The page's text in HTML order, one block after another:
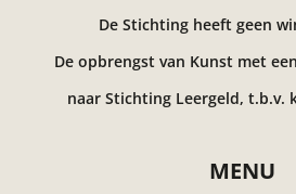
De Stichting heeft geen
De opbrengst van Kunst met
naar Stichting Leergeld, t.b.v.
MENU